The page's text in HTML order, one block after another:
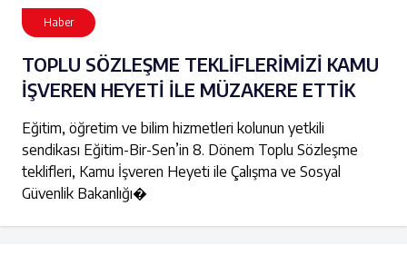
Haber
TOPLU SÖZLEŞME TEKLİFLERİMİZİ KAMU
İŞVEREN HEYETİ İLE MÜZAKERE ETTİK
Eğitim, öğretim ve bilim hizmetleri kolunun yetkili
sendikası Eğitim-Bir-Sen’in 8. Dönem Toplu Sözleşme
teklifleri, Kamu İşveren Heyeti ile Çalışma ve Sosyal
Güvenlik Bakanlığı�